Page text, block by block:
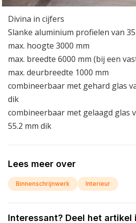
Divina in cijfers
Slanke aluminium profielen van
max. hoogte 3000 mm
max. breedte 6000 mm (bij een
max. deurbreedte 1000 mm
combineerbaar met gehard glas
dik
combineerbaar met gelaagd glas
55.2 mm dik
Lees meer over
Binnenschrijnwerk Interieur
Interessant? Deel het artikel